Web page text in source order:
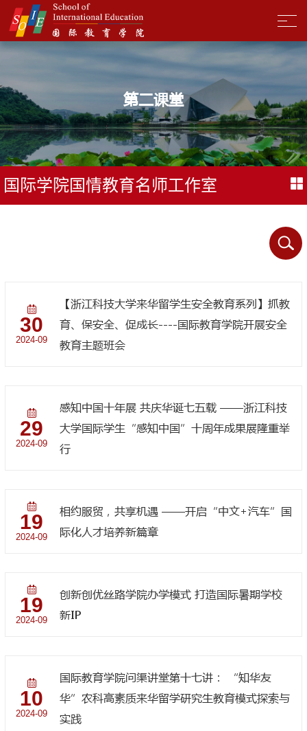
第二课堂
国际学院国情教育名师工作室
30
2024-09
【浙江科技大学来华留学生安全教育系列】抓教
育、保安全、促成长----国际教育学院开展安全
教育主题班会
29
2024-09
感知中国十年展 共庆华诞七五载 ——浙江科技
大学国际学生“感知中国”十周年成果展隆重举
行
19
2024-09
相约服贸，共享机遇 ——开启“中文+汽车”国
际化人才培养新篇章
19
2024-09
创新创优丝路学院办学模式 打造国际暑期学校
新IP
10
2024-09
国际教育学院问渠讲堂第十七讲： “知华友
华”农科高素质来华留学研究生教育模式探索与
实践